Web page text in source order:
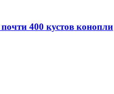
400 кустов конопли